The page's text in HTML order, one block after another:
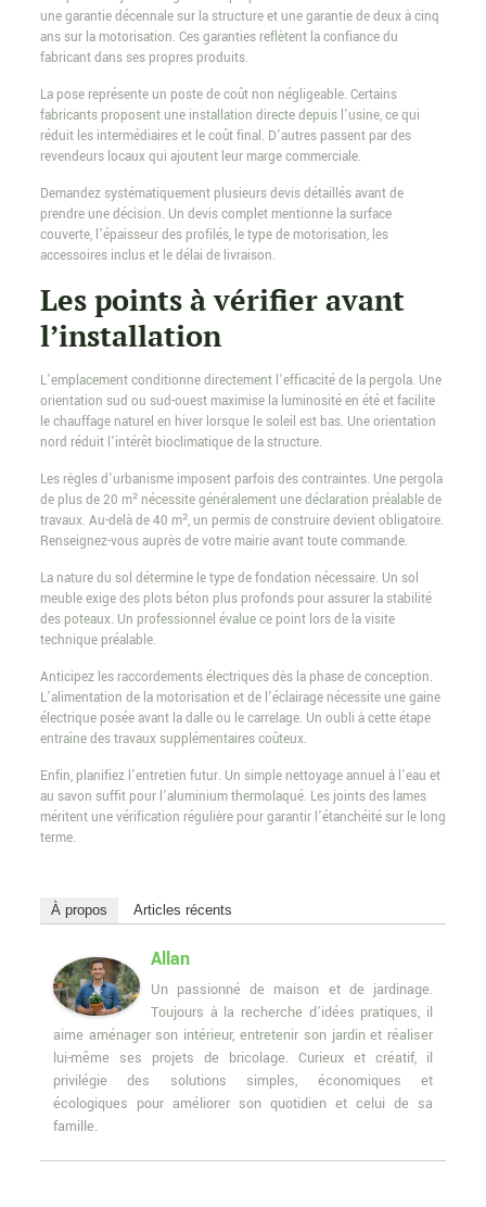
une garantie décennale sur la structure et une garantie de deux à cinq
ans sur la motorisation. Ces garanties reflètent la confiance du
fabricant dans ses propres produits.
La pose représente un poste de coût non négligeable. Certains
fabricants proposent une installation directe depuis l’usine, ce qui
réduit les intermédiaires et le coût final. D’autres passent par des
revendeurs locaux qui ajoutent leur marge commerciale.
Demandez systématiquement plusieurs devis détaillés avant de
prendre une décision. Un devis complet mentionne la surface
couverte, l’épaisseur des profilés, le type de motorisation, les
accessoires inclus et le délai de livraison.
Les points à vérifier avant
l’installation
L’emplacement conditionne directement l’efficacité de la pergola. Une
orientation sud ou sud-ouest maximise la luminosité en été et facilite
le chauffage naturel en hiver lorsque le soleil est bas. Une orientation
nord réduit l’intérêt bioclimatique de la structure.
Les règles d’urbanisme imposent parfois des contraintes. Une pergola
de plus de 20 m² nécessite généralement une déclaration préalable de
travaux. Au-delà de 40 m², un permis de construire devient obligatoire.
Renseignez-vous auprès de votre mairie avant toute commande.
La nature du sol détermine le type de fondation nécessaire. Un sol
meuble exige des plots béton plus profonds pour assurer la stabilité
des poteaux. Un professionnel évalue ce point lors de la visite
technique préalable.
Anticipez les raccordements électriques dès la phase de conception.
L’alimentation de la motorisation et de l’éclairage nécessite une gaine
électrique posée avant la dalle ou le carrelage. Un oubli à cette étape
entraîne des travaux supplémentaires coûteux.
Enfin, planifiez l’entretien futur. Un simple nettoyage annuel à l’eau et
au savon suffit pour l’aluminium thermolaqué. Les joints des lames
méritent une vérification régulière pour garantir l’étanchéité sur le long
terme.
À propos Articles récents
Allan
Un passionné de maison et de jardinage.
Toujours à la recherche d’idées pratiques, il
aime aménager son intérieur, entretenir son jardin et réaliser
lui-même ses projets de bricolage. Curieux et créatif, il
privilégie des solutions simples, économiques et
écologiques pour améliorer son quotidien et celui de sa
famille.